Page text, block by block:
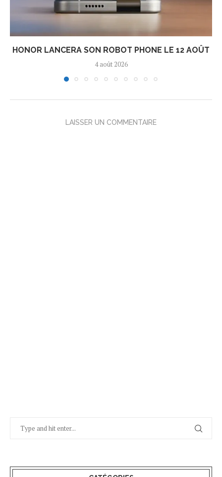
HONOR LANCERA SON ROBOT PHONE LE 12 AOÛT
4 août 2026
LAISSER UN COMMENTAIRE